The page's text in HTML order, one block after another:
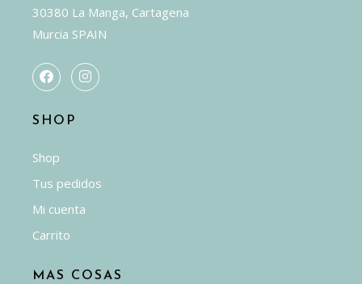
30380 La Manga, Cartagena
Murcia SPAIN
SHOP
Shop
Tus pedidos
Mi cuenta
Carrito
MAS COSAS